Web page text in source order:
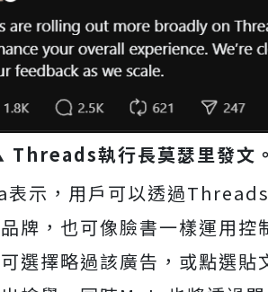
執行長莫瑟里發文
表示，用戶可以透過
牌，也可像臉書一樣運用
選擇略過該廣告，或點選